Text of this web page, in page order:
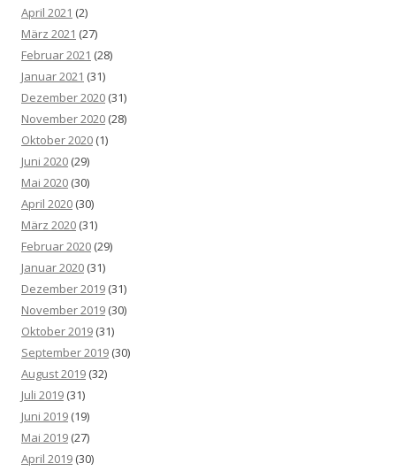
April 2021 (2)
März 2021 (27)
Februar 2021 (28)
Januar 2021 (31)
Dezember 2020 (31)
November 2020 (28)
Oktober 2020 (1)
Juni 2020 (29)
Mai 2020 (30)
April 2020 (30)
März 2020 (31)
Februar 2020 (29)
Januar 2020 (31)
Dezember 2019 (31)
November 2019 (30)
Oktober 2019 (31)
September 2019 (30)
August 2019 (32)
Juli 2019 (31)
Juni 2019 (19)
Mai 2019 (27)
April 2019 (30)